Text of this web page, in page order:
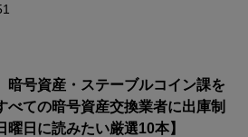
暗号資産・ステーブルコイン課を
べての暗号資産交換業者に出庫制
曜日に読みたい厳選10本】